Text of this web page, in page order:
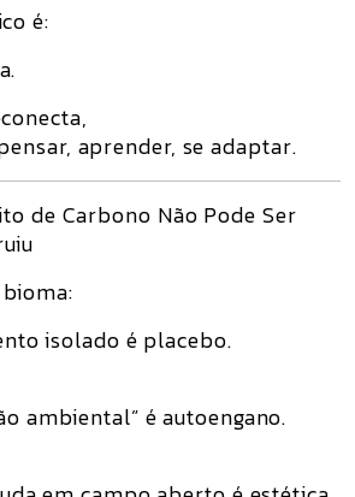
é:
.
aprender, se adaptar.
de Carbono Não Pode Ser
isolado é placebo.
ambiental” é autoengano.